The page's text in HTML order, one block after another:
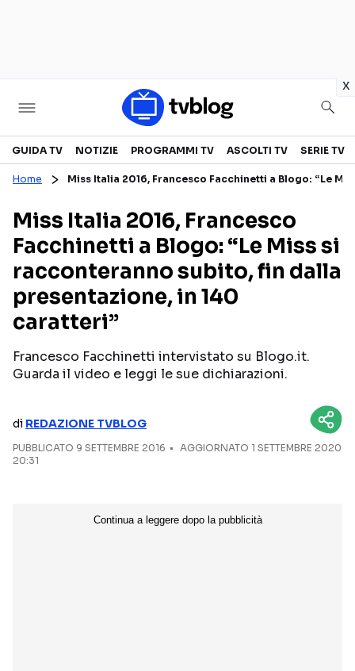
x
Televisione
CANALI TV
PROGRAMMI TV
PERSONAGGI TV
SERIE TV
REALITY SHOW
FICTION
NETFLIX
RAIPLAY
MEDIASET INFINITY
GUIDA TV NOTIZIE PROGRAMMI TV ASCOLTI TV SERIE TV
Home Miss Italia 2016, Francesco Facchinetti a Blogo: “Le
Miss Italia 2016, Francesco
Facchinetti a Blogo: “Le Miss si
racconteranno subito, fin dalla
presentazione, in 140
caratteri”
Francesco Facchinetti intervistato su Blogo.it.
Guarda il video e leggi le sue dichiarazioni.
di REDAZIONE TVBLOG
PUBBLICATO 9 SETTEMBRE 2016
AGGIORNATO 1 SETTEMBRE 2020
20:31